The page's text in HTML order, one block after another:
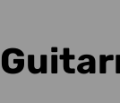
C